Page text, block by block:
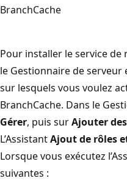
BranchCache
Pour installer le service
le Gestionnaire de
sur lesquels vous voulez
BranchCache. Dans le
Gérer, puis surAjouter
L’AssistantAjout de rôles
Lorsque vous exécutez
suivantes :